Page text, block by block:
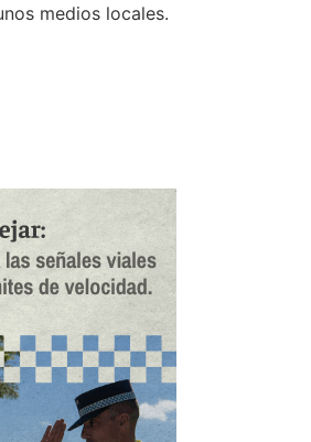
medios locales.